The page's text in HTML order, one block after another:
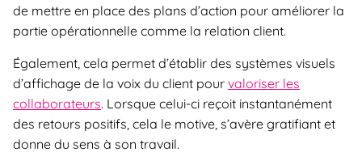
de mettre en place des plans d’action pour améliorer la
partie opérationnelle comme la relation client.
Également, cela permet d’établir des systèmes visuels
d’affichage de la voix du client pour valoriser les
collaborateurs. Lorsque celui-ci reçoit instantanément
des retours positifs, cela le motive, s’avère gratifiant et
donne du sens à son travail.